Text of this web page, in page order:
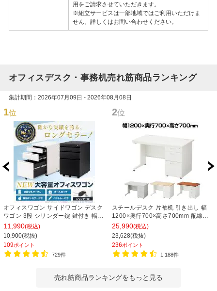
用をご請求させていただきます。
※組立サービスは一部地域ではご利用いただけま
せん。詳しくはお問い合わせください。
オフィスデスク・事務机売れ筋商品ランキング
集計期間：2026年07月09日 - 2026年08月08日
1位
オフィスワゴン サイドワゴン デスク
ワゴン 3段 シリンダー錠 鍵付き 幅
390×奥行510×高さ600mm【ホワイ
ト・ブラック】
11,990(税込)
10,900(税抜)
109ポイント
729件
2位
スチールデスク 片袖机 引き出し 幅
1200×奥行700×高さ700mm 配線穴
事務机 ビジネスデスク
25,990(税込)
23,628(税抜)
236ポイント
1,188件
売れ筋商品ランキングをもっと見る